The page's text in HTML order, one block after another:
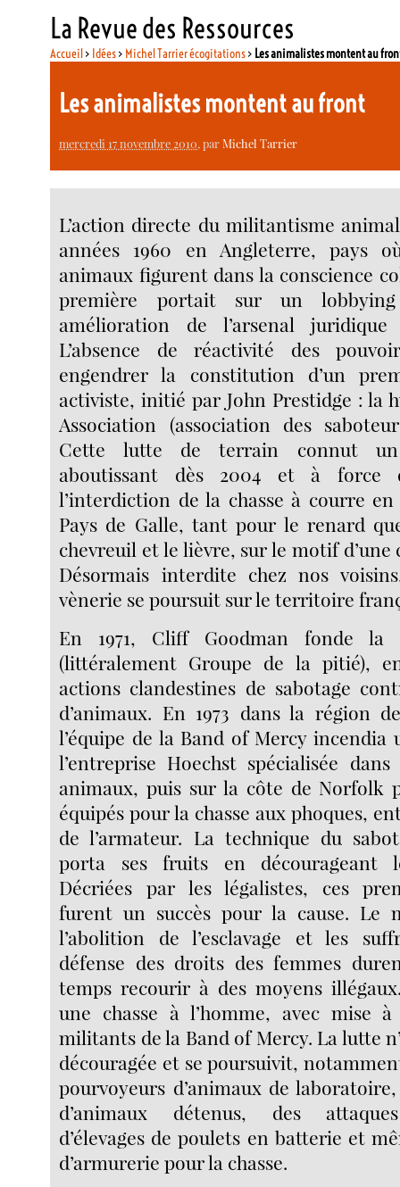
La Revue des Ressources
Accueil> Idées> Michel Tarrier écogitations> Les animalistes montent au
Les animalistes montent au front
mercredi 17 novembre 2010, parMichel Tarrier
L’action directe du militantisme
années 1960 en Angleterre, pays
animaux figurent dans la conscience
première portait sur un
amélioration de l’arsenal
L’absence de réactivité des
engendrer la constitution d’un
activiste, initié par John Prestidge : la
Association (association des
Cette lutte de terrain connut un
aboutissant dès 2004 et à force
l’interdiction de la chasse à courre
Pays de Galle, tant pour le renard
chevreuil et le lièvre, sur le motif d’une
Désormais interdite chez nos
vènerie se poursuit sur le territoire
En 1971, Cliff Goodman fonde la
(littéralement Groupe de la pitié),
actions clandestines de sabotage
d’animaux. En 1973 dans la région
l’équipe de la Band of Mercy incendia
l’entreprise Hoechst spécialisée
animaux, puis sur la côte de Norfolk
équipés pour la chasse aux phoques,
de l’armateur. La technique du
porta ses fruits en décourageant
Décriées par les légalistes, ces
furent un succès pour la cause. Le
l’abolition de l’esclavage et les
défense des droits des femmes
temps recourir à des moyens
une chasse à l’homme, avec mise
militants de la Band of Mercy. La lutte
découragée et se poursuivit,
pourvoyeurs d’animaux de
d’animaux détenus, des
d’élevages de poulets en batterie et
d’armurerie pour la chasse.